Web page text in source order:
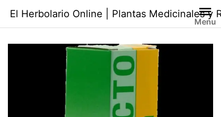
contenido
El Herbolario Online | Plantas Medicinales y
Menu